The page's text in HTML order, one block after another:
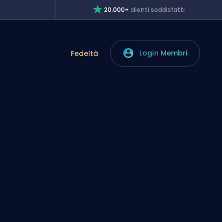
20.000+clienti soddisfatti
Fedeltà Login Membri